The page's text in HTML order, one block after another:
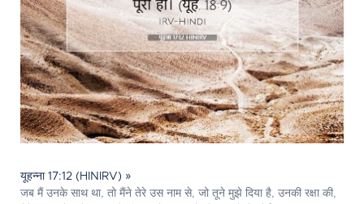
यूहन्ना 17:12 (HINIRV) »
जब मैं उनके साथ था, तो मैंने तेरे उस नाम से, जो तूने मुझे दिया है, उनकी रक्षा की,